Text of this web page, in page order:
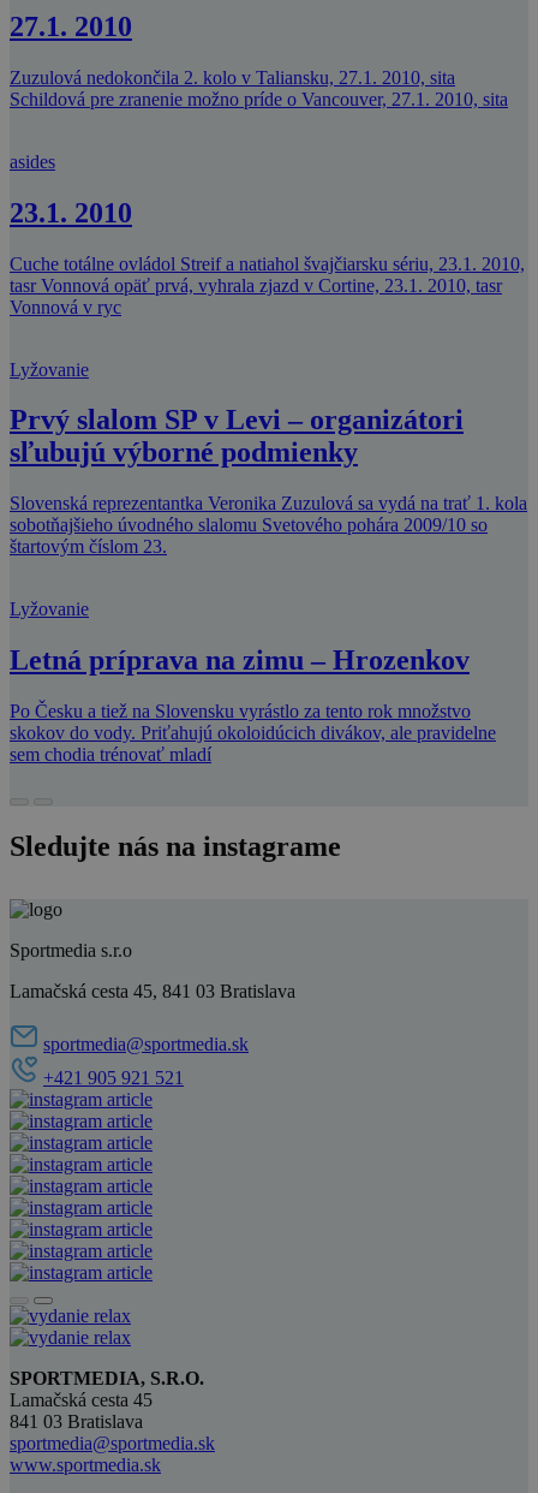
27.1. 2010
Zuzulová nedokončila 2. kolo v Taliansku, 27.1. 2010, sita
Schildová pre zranenie možno príde o Vancouver, 27.1. 2010, sita
asides
23.1. 2010
Cuche totálne ovládol Streif a natiahol švajčiarsku sériu, 23.1. 2010,
tasr Vonnová opäť prvá, vyhrala zjazd v Cortine, 23.1. 2010, tasr
Vonnová v ryc
Lyžovanie
Prvý slalom SP v Levi – organizátori
sľubujú výborné podmienky
Slovenská reprezentantka Veronika Zuzulová sa vydá na trať 1. kola
sobotňajšieho úvodného slalomu Svetového pohára 2009/10 so
štartovým číslom 23.
Lyžovanie
Letná príprava na zimu – Hrozenkov
Po Česku a tiež na Slovensku vyrástlo za tento rok množstvo
skokov do vody. Priťahujú okoloidúcich divákov, ale pravidelne
sem chodia trénovať mladí
Sledujte nás na instagrame
Sportmedia s.r.o
Lamačská cesta 45, 841 03 Bratislava
sportmedia@sportmedia.sk
+421 905 921 521
SPORTMEDIA, S.R.O.
Lamačská cesta 45
841 03 Bratislava
sportmedia@sportmedia.sk
www.sportmedia.sk